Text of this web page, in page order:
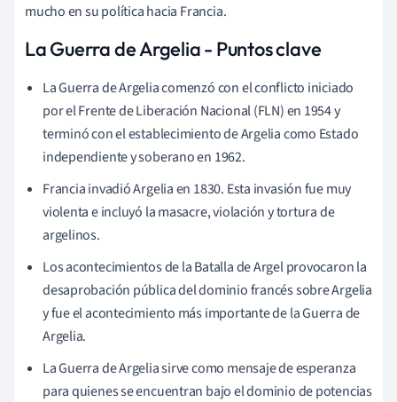
mucho en su política hacia Francia.
La Guerra de Argelia - Puntos clave
La Guerra de Argelia comenzó con el conflicto iniciado
por el Frente de Liberación Nacional (FLN) en 1954 y
terminó con el establecimiento de Argelia como Estado
independiente y soberano en 1962.
Francia invadió Argelia en 1830. Esta invasión fue muy
violenta e incluyó la masacre, violación y tortura de
argelinos.
Los acontecimientos de la Batalla de Argel provocaron la
desaprobación pública del dominio francés sobre Argelia
y fue el acontecimiento más importante de la Guerra de
Argelia.
La Guerra de Argelia sirve como mensaje de esperanza
para quienes se encuentran bajo el dominio de potencias